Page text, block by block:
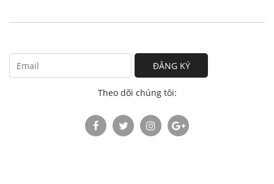
ĐĂNG KÝ
Theo dõi chúng tôi: